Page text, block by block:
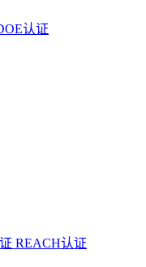
认证
REACH认证